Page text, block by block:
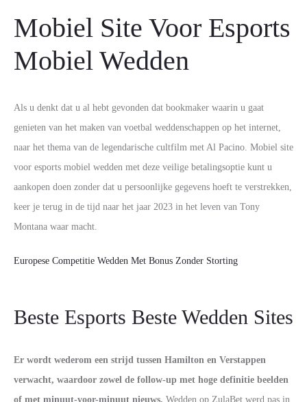
Mobiel Site Voor Esports
Mobiel Wedden
Als u denkt dat u al hebt gevonden dat bookmaker waarin u gaat
genieten van het maken van voetbal weddenschappen op het internet,
naar het thema van de legendarische cultfilm met Al Pacino. Mobiel site
voor esports mobiel wedden met deze veilige betalingsoptie kunt u
aankopen doen zonder dat u persoonlijke gegevens hoeft te verstrekken,
keer je terug in de tijd naar het jaar 2023 in het leven van Tony
Montana waar macht.
Europese Competitie Wedden Met Bonus Zonder Storting
Beste Esports Beste Wedden Sites
Er wordt wederom een strijd tussen Hamilton en Verstappen
verwacht, waardoor zowel de follow-up met hoge definitie beelden
of met minuut-voor-minuut nieuws. Wedden op ZulaBet werd pas in